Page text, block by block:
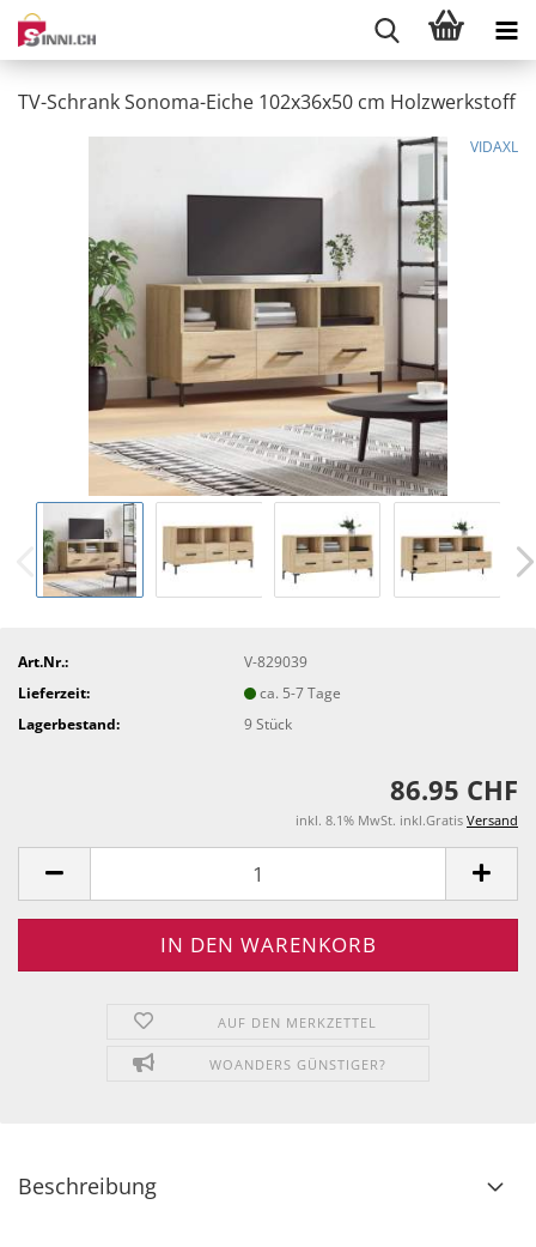
TV-Schrank Sonoma-Eiche 102x36x50 cm Holzwerkstoff
VIDAXL
Art.Nr.:
V-829039
Lieferzeit:
ca. 5-7 Tage
Lagerbestand:
9Stück
86.95 CHF
inkl. 8.1% MwSt. inkl.Gratis Versand
AUF DEN MERKZETTEL
WOANDERS GÜNSTIGER?
Beschreibung